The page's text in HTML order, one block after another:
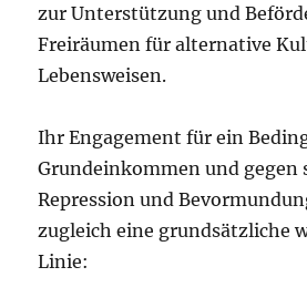
zur Unterstützung und
Freiräumen für alternative
Lebensweisen.
Ihr Engagement für ein
Grundeinkommen und gegen
Repression und
zugleich eine grundsätzliche
Linie: